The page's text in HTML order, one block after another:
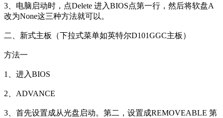
3、电脑启动时，点Delete 进入BIOS点第一行，然后将软盘A
改为None这三种方法就可以。
二、新式主板（下拉式菜单如英特尔D101GGC主板）
方法一
1、进入BIOS
2、ADVANCE
3、首先设置成从光盘启动。第二，设置成REMOVEABLE 第